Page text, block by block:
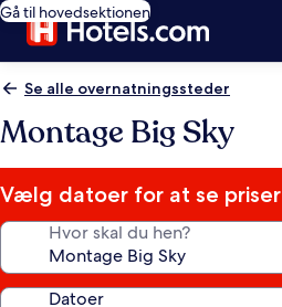
Gå til hovedsektionen
Se alle overnatningssteder
Montage Big Sky
Vælg datoer for at se priser
Hvor skal du hen?
Datoer